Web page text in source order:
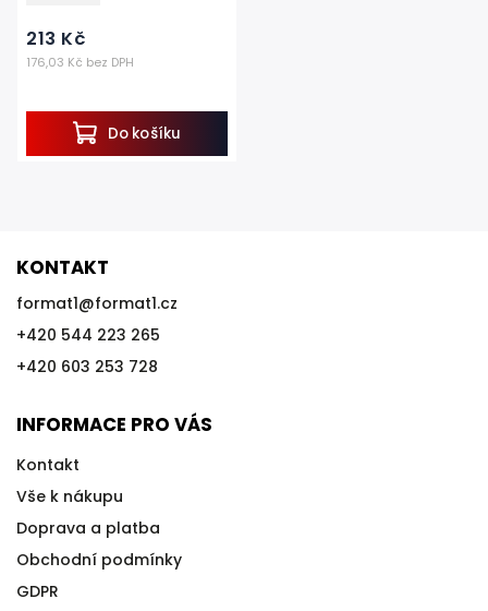
176,03 Kč bez DPH
213 Kč
Do košíku
KONTAKT
format1@format1.cz
+420 544 223 265
+420 603 253 728
INFORMACE PRO VÁS
Kontakt
Vše k nákupu
Doprava a platba
Obchodní podmínky
GDPR